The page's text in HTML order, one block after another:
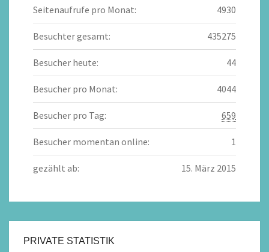
4930
Seitenaufrufe pro Monat:
435275
Besuchter gesamt:
44
Besucher heute:
4044
Besucher pro Monat:
659
Besucher pro Tag:
1
Besucher momentan online:
15. März 2015
gezählt ab:
PRIVATE STATISTIK